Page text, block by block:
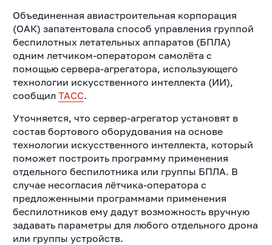
Объединенная авиастроительная корпорация
(ОАК) запатентовала способ управления группой
беспилотных летательных аппаратов (БПЛА)
одним летчиком-оператором самолёта с
помощью сервера-агрегатора, использующего
технологии искусственного интеллекта (ИИ),
сообщил ТАСС.
Уточняется, что сервер-агрегатор установят в
состав бортового оборудования на основе
технологии искусственного интеллекта, который
поможет построить программу применения
отдельного беспилотника или группы БПЛА. В
случае несогласия лётчика-оператора с
предложенными программами применения
беспилотников ему дадут возможность вручную
задавать параметры для любого отдельного дрона
или группы устройств.